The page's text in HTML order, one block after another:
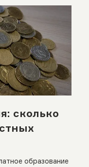
сколько
образование